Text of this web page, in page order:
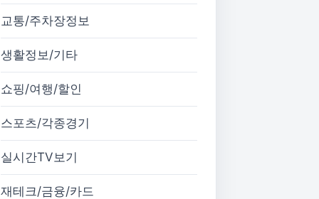
교통/주차장정보
생활정보/기타
쇼핑/여행/할인
스포츠/각종경기
실시간TV보기
재테크/금융/카드